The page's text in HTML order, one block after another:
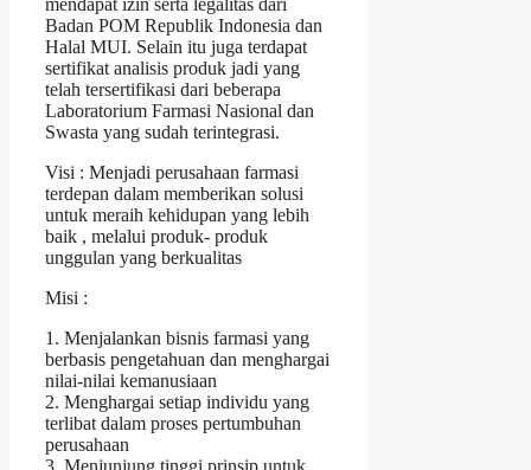
Badan POM Republik Indonesia dan
Halal MUI. Selain itu juga terdapat
sertifikat analisis produk jadi yang
telah tersertifikasi dari beberapa
Laboratorium Farmasi Nasional dan
Swasta yang sudah terintegrasi.
Visi : Menjadi perusahaan farmasi
terdepan dalam memberikan solusi
untuk meraih kehidupan yang lebih
baik , melalui produk- produk
unggulan yang berkualitas
Misi :
1. Menjalankan bisnis farmasi yang
berbasis pengetahuan dan menghargai
nilai-nilai kemanusiaan
2. Menghargai setiap individu yang
terlibat dalam proses pertumbuhan
perusahaan
3. Menjunjung tinggi prinsip untuk